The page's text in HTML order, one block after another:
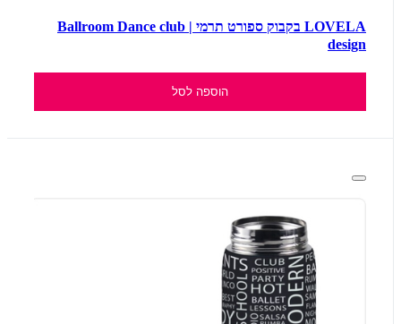
LOVELA בקבוק ספורט תרמי | Ballroom Dance club
design
הוספה לסל